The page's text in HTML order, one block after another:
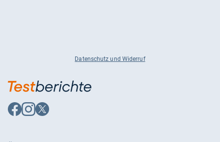
Datenschutz und Widerruf
Auf
Facebook
Auf
Instagram
Auf
X